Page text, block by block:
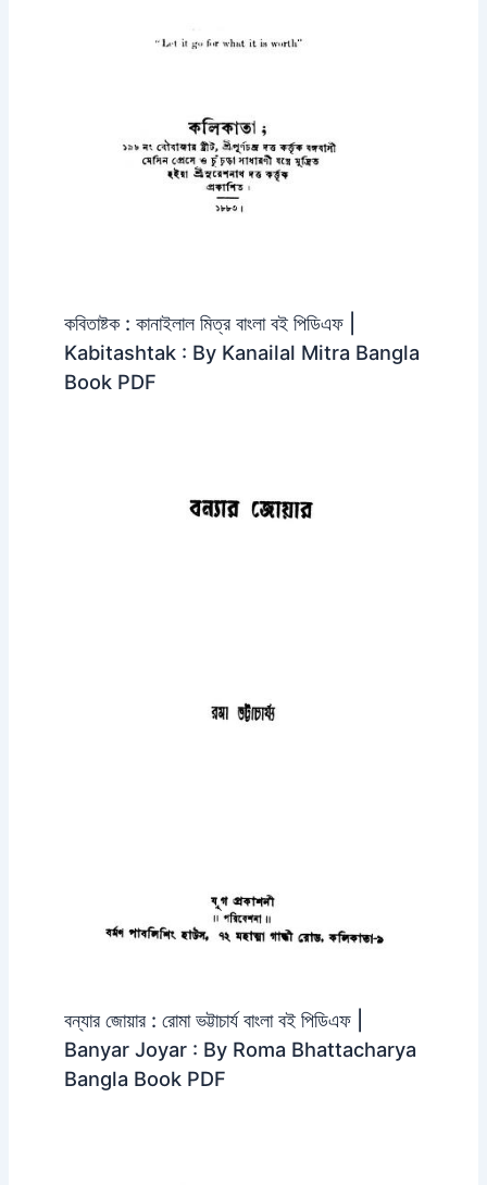
কবিতাষ্টক : কানাইলাল মিত্র বাংলা বই পিডিএফ |
Kabitashtak : By Kanailal Mitra Bangla
Book PDF
বন্যার জোয়ার : রোমা ভট্টাচার্য বাংলা বই পিডিএফ |
Banyar Joyar : By Roma Bhattacharya
Bangla Book PDF